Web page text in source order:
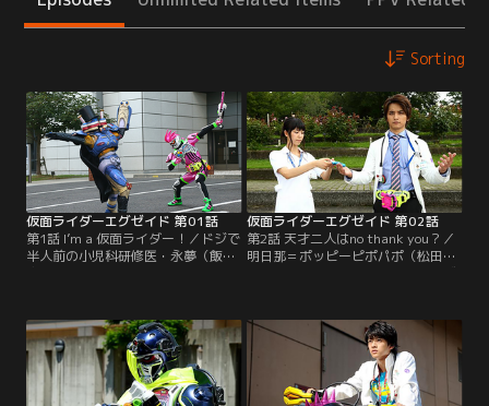
Sorting
仮面ライダーエグゼイド 第01話
第1話 I’m a 仮面ライダー！／ドジで
半人前の小児科研修医・永夢（飯島
ンX』の発表会へと連れて行く。
が、颯太の身体から未知のウイルス
が出現。会場はパニックとなる。
仮面ライダーエグゼイド 第02話
第2話 天才二人はno thank you？／
明日那＝ポッピーピポパポ（松田る
か）によって、仮面ライダーエグゼ
丸）の息子で天才外科医の飛彩（瀬
戸利樹）がライダー適合者として帰
国。「CRにドクターは二人も必要な
い」と言われ、永夢は戦いから身を
引こうとする。